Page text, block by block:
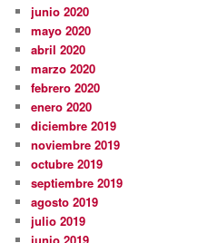
junio 2020
mayo 2020
abril 2020
marzo 2020
febrero 2020
enero 2020
diciembre 2019
noviembre 2019
octubre 2019
septiembre 2019
agosto 2019
julio 2019